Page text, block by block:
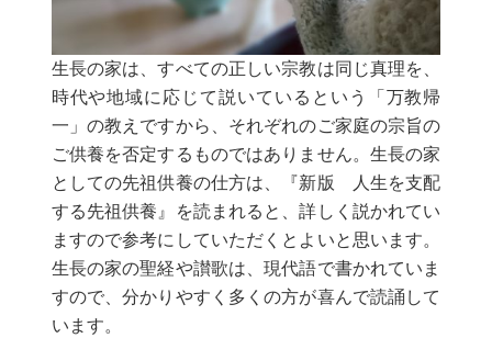
生長の家は、すべての正しい宗教は同じ真理を、
時代や地域に応じて説いているという「万教帰
一」の教えですから、それぞれのご家庭の宗旨の
ご供養を否定するものではありません。生長の家
としての先祖供養の仕方は、『新版 人生を支配
する先祖供養』を読まれると、詳しく説かれてい
ますので参考にしていただくとよいと思います。
生長の家の聖経や讃歌は、現代語で書かれていま
すので、分かりやすく多くの方が喜んで読誦して
います。